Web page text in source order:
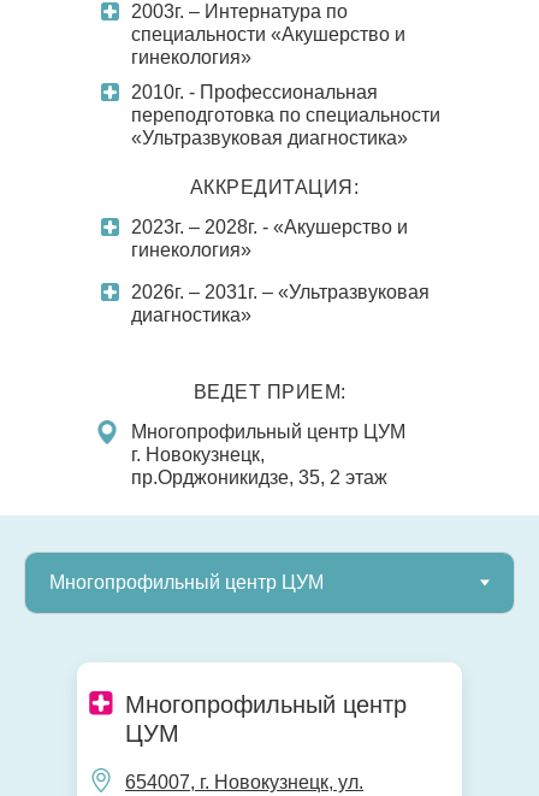
2010г. - Профессиональная
переподготовка по специальности
«Ультразвуковая диагностика»
АККРЕДИТАЦИЯ:
2023г. – 2028г. - «Акушерство и
гинекология»
ВЕДЕТ ПРИЕМ:
2003г. – Интернатура по
специальности «Акушерство и
гинекология»
Многопрофильный центр ЦУМ
г. Новокузнецк,
пр.Орджоникидзе, 35, 2 этаж
2026г. – 2031г. – «Ультразвуковая
диагностика»
Многопрофильный центр
ЦУМ
654007, г. Новокузнецк, ул.